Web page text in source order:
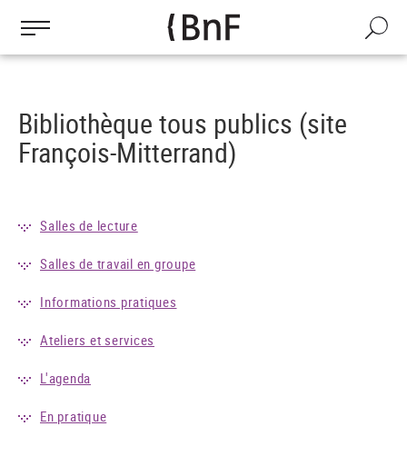
contenu
Recherche
Bibliothèque tous publics (site
François-Mitterrand)
Salles de lecture
Salles de travail en groupe
Informations pratiques
Ateliers et services
L'agenda
En pratique